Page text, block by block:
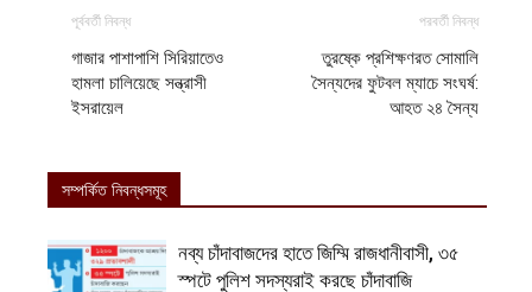
পূর্ববর্তী নিবন্ধ
গাজার পাশাপাশি সিরিয়াতেও
হামলা চালিয়েছে সন্ত্রাসী
ইসরায়েল
পরবর্তী নিবন্ধ
তুরষ্কে প্রশিক্ষণরত সোমালি
সৈন্যদের ফুটবল ম্যাচে সংঘর্ষ:
আহত ২৪ সৈন্য
সম্পর্কিত নিবন্ধসমূহ
নব্য চাঁদাবাজদের হাতে জিম্মি রাজধানীবাসী, ৩৫
স্পটে পুলিশ সদস্যরাই করছে চাঁদাবাজি